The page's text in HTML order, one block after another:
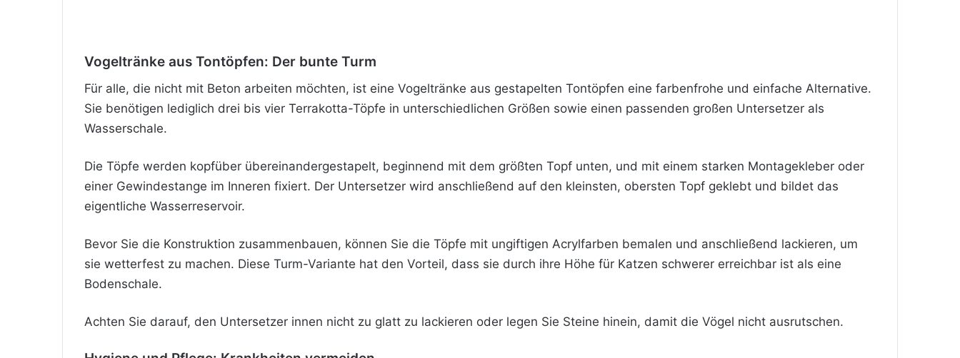
Vogeltränke aus Tontöpfen: Der bunte Turm
Für alle, die nicht mit Beton arbeiten möchten, ist eine Vogeltränke aus gestapelten Tontöpfen eine farbenfrohe und einfache Alternative.
Sie benötigen lediglich drei bis vier Terrakotta-Töpfe in unterschiedlichen Größen sowie einen passenden großen Untersetzer als
Wasserschale.
Die Töpfe werden kopfüber übereinandergestapelt, beginnend mit dem größten Topf unten, und mit einem starken Montagekleber oder
einer Gewindestange im Inneren fixiert. Der Untersetzer wird anschließend auf den kleinsten, obersten Topf geklebt und bildet das
eigentliche Wasserreservoir.
Bevor Sie die Konstruktion zusammenbauen, können Sie die Töpfe mit ungiftigen Acrylfarben bemalen und anschließend lackieren, um
sie wetterfest zu machen. Diese Turm-Variante hat den Vorteil, dass sie durch ihre Höhe für Katzen schwerer erreichbar ist als eine
Bodenschale.
Achten Sie darauf, den Untersetzer innen nicht zu glatt zu lackieren oder legen Sie Steine hinein, damit die Vögel nicht ausrutschen.